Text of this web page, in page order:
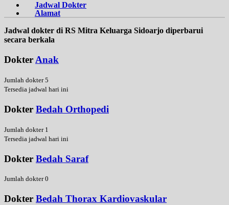
Jadwal Dokter
Alamat
Jadwal dokter di RS Mitra Keluarga Sidoarjo diperbarui
secara berkala
Dokter Anak
Jumlah dokter 5
Tersedia jadwal hari ini
Dokter Bedah Orthopedi
Jumlah dokter 1
Tersedia jadwal hari ini
Dokter Bedah Saraf
Jumlah dokter 0
Dokter Bedah Thorax Kardiovaskular